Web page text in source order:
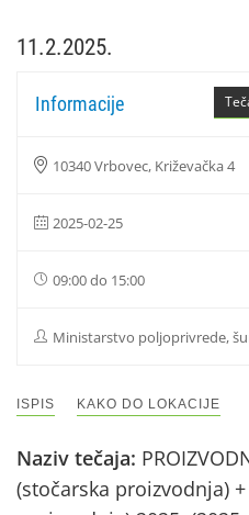
11.2.2025.
Informacije
10340 Vrbovec, Križevačka 4
2025-02-25
09:00 do 15:00
Ministarstvo poljoprivrede,
ISPIS KAKO DO LOKACIJE
Naziv tečaja:
(stočarska proizvodnja) +